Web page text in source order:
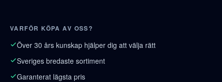
VARFÖR KÖPA AV OSS?
Över 30 års kunskap hjälper dig att välja rätt
Sveriges bredaste sortiment
Garanterat lägsta pris